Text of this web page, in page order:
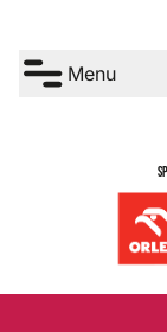
Menu